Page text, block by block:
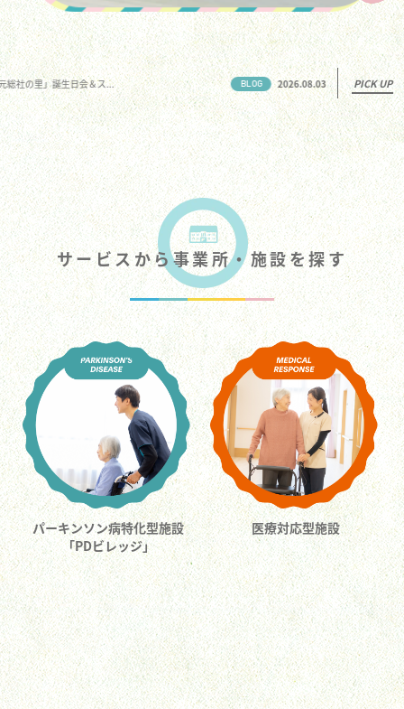
BLOG 2026.08.03 「アースケア沼田 利根の里」子ども神輿PICK UP
サービスから事業所・施設を探す
パーキンソン病特化型施設
「PDビレッジ」
医療対応型施設